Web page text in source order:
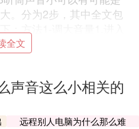
。分为2步，其中全文包
置界面，点击声音与触感
方，将音量拖动滑块进行
全文
声音这么小相关的
远程别人电脑为什么那么难